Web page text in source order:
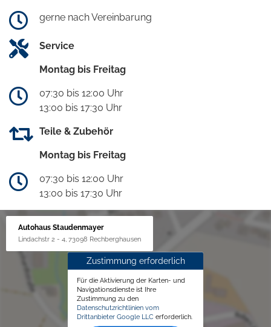
gerne nach Vereinbarung
Service
Montag bis Freitag
07:30 bis 12:00 Uhr
13:00 bis 17:30 Uhr
Teile & Zubehör
Montag bis Freitag
07:30 bis 12:00 Uhr
13:00 bis 17:30 Uhr
Autohaus Staudenmayer
Lindachstr 2 - 4, 73098 Rechberghausen
Zustimmung erforderlich
Für die Aktivierung der Karten- und
Navigationsdienste ist Ihre
Zustimmung zu den
Datenschutzrichtlinien vom
Drittanbieter Google LLC erforderlich.